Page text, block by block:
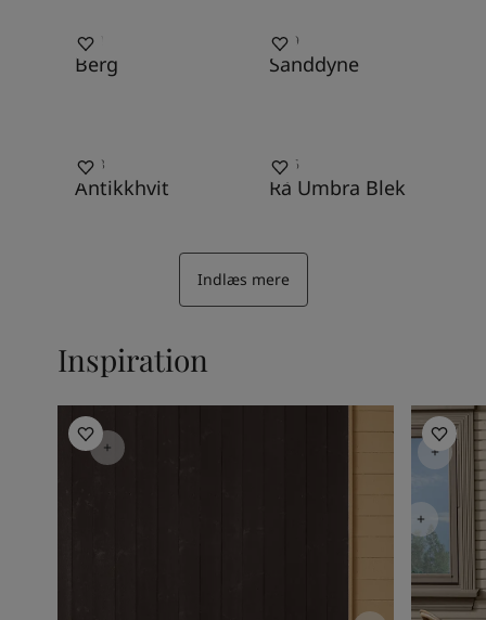
2271
Berg
1859
Sanddyne
0343
Antikkhvit
1486
Rå Umbra Blek
Indlæs mere
Inspiration
Udendørs inspiration